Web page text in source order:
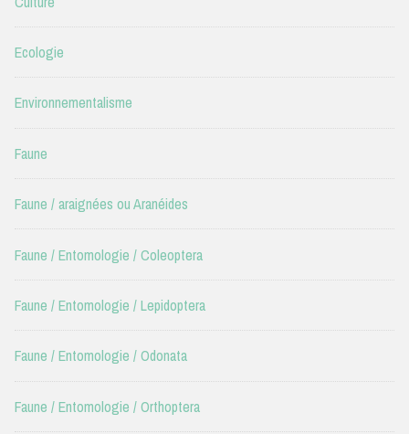
Ecologie
Environnementalisme
Faune
Faune / araignées ou Aranéides
Faune / Entomologie / Coleoptera
Faune / Entomologie / Lepidoptera
Faune / Entomologie / Odonata
Faune / Entomologie / Orthoptera